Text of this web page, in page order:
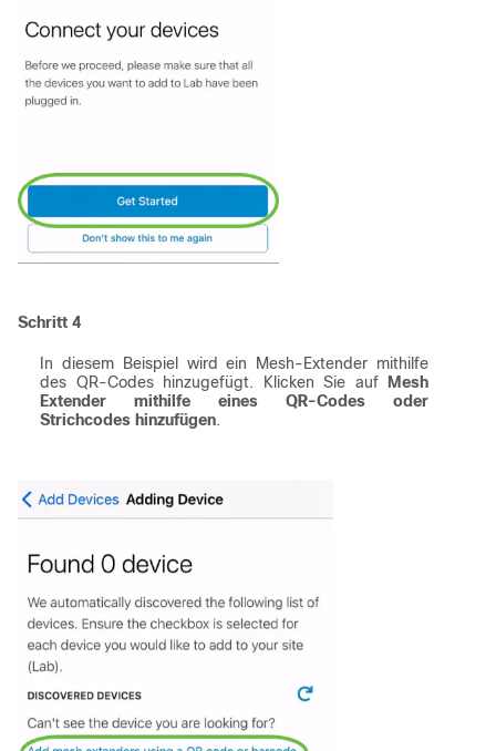
Schritt 4
In diesem Beispiel wird ein Mesh-Extender mithilfe
des QR-Codes hinzugefügt. Klicken Sie auf
Mesh
Extender mithilfe eines QR-Codes oder
Strichcodes hinzufügen.